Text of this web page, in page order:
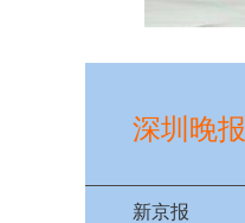
深圳晚报
新京报